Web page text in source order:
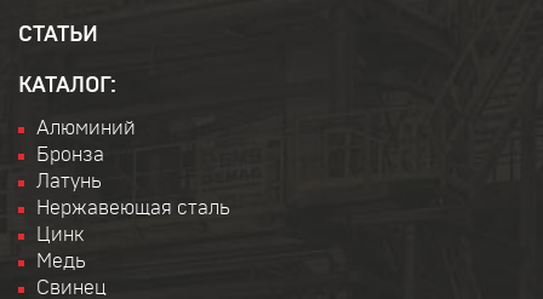
СТАТЬИ
КАТАЛОГ:
Алюминий
Бронза
Латунь
Нержавеющая сталь
Цинк
Медь
Свинец